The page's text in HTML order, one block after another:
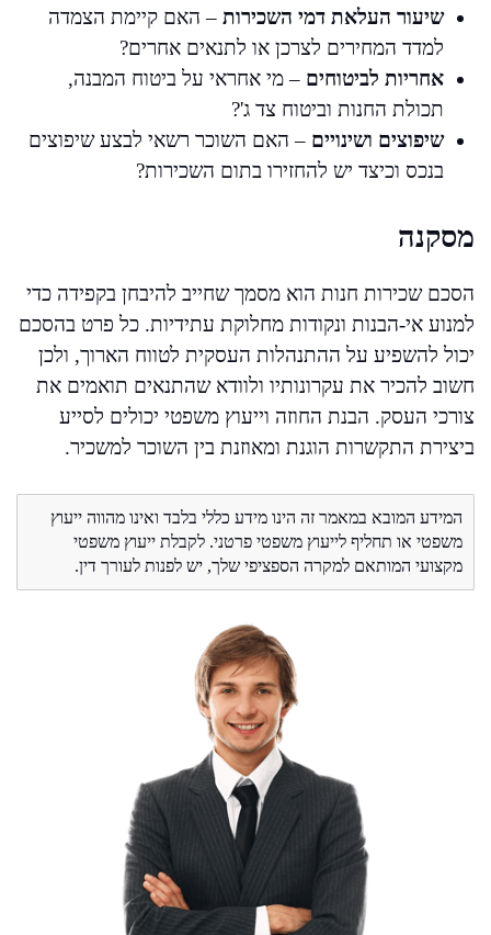
שיעור העלאת דמי השכירות – האם קיימת הצמדה
למדד המחירים לצרכן או לתנאים אחרים?
אחריות לביטוחים – מי אחראי על ביטוח המבנה,
תכולת החנות וביטוח צד ג'?
שיפוצים ושינויים – האם השוכר רשאי לבצע שיפוצים
בנכס וכיצד יש להחזירו בתום השכירות?
מסקנה
הסכם שכירות חנות הוא מסמך שחייב להיבחן בקפידה כדי
למנוע אי-הבנות ונקודות מחלוקת עתידיות. כל פרט בהסכם
יכול להשפיע על ההתנהלות העסקית לטווח הארוך, ולכן
חשוב להכיר את עקרונותיו ולוודא שהתנאים תואמים את
צורכי העסק. הבנת החוזה וייעוץ משפטי יכולים לסייע
ביצירת התקשרות הוגנת ומאוזנת בין השוכר למשכיר.
המידע המובא במאמר זה הינו מידע כללי בלבד ואינו מהווה ייעוץ
משפטי או תחליף לייעוץ משפטי פרטני. לקבלת ייעוץ משפטי
מקצועי המותאם למקרה הספציפי שלך, יש לפנות לעורך דין.